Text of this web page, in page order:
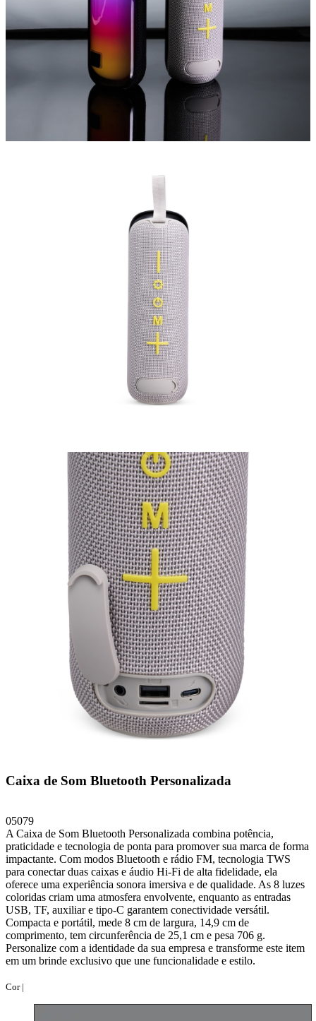
Caixa de Som Bluetooth Personalizada
05079
A Caixa de Som Bluetooth Personalizada combina potência,
praticidade e tecnologia de ponta para promover sua marca de forma
impactante. Com modos Bluetooth e rádio FM, tecnologia TWS
para conectar duas caixas e áudio Hi-Fi de alta fidelidade, ela
oferece uma experiência sonora imersiva e de qualidade. As 8 luzes
coloridas criam uma atmosfera envolvente, enquanto as entradas
USB, TF, auxiliar e tipo-C garantem conectividade versátil.
Compacta e portátil, mede 8 cm de largura, 14,9 cm de
comprimento, tem circunferência de 25,1 cm e pesa 706 g.
Personalize com a identidade da sua empresa e transforme este item
em um brinde exclusivo que une funcionalidade e estilo.
Cor |